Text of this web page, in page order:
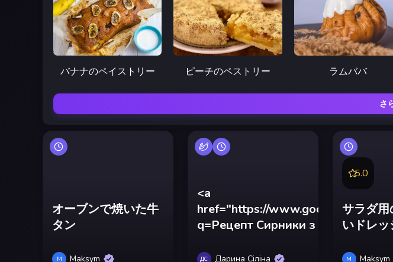
バナナのペイストリー ピーチのペストリー ラムババ
さ
オーブンで焼いた牛
タン
M Maksym
<a
href="https://www.google.com/
q=Рецепт Сирники з рисовим
аерогрилі"> エアグリルで調理した米粉
ДС Дарина Сіліна
5.0
サラダ
いドレ
M Maksym